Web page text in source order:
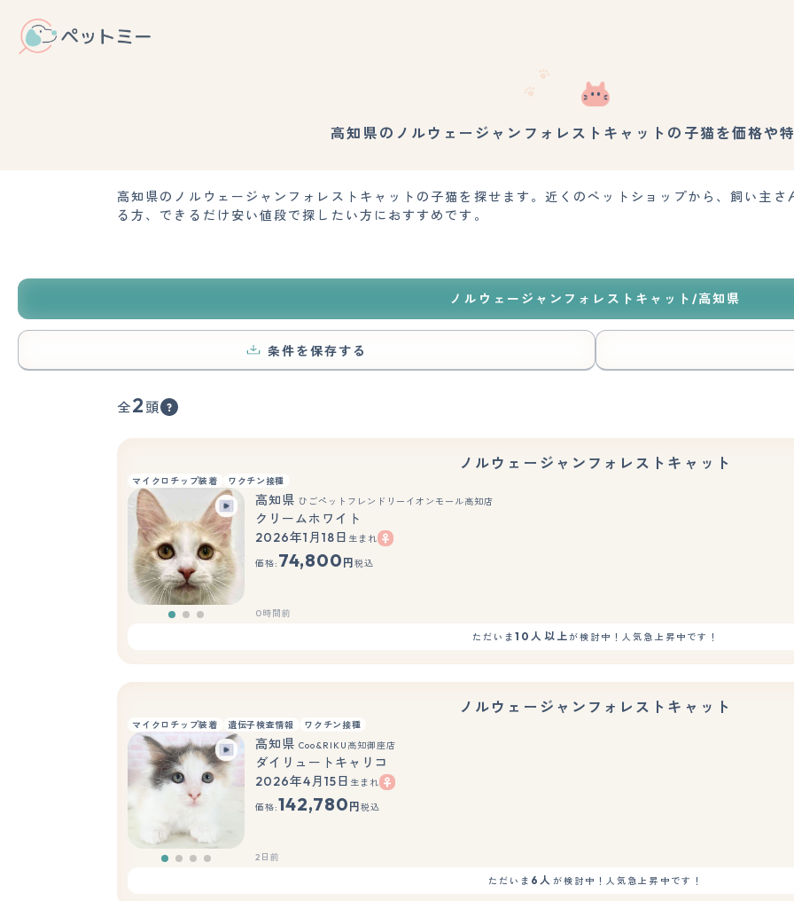
高知県のノルウェージャンフォレストキャットの子猫を価格や
高知県のノルウェージャンフォレストキャットの子猫を探せます。近くのペットショップから、飼い主
る方、できるだけ安い値段で探したい方におすすめです。
ノルウェージャンフォレストキャット/高知県
条件を保存する
全2 頭
ノルウェージャンフォレストキャット
マイクロチップ装着 ワクチン接種
もっと見る
高知県 ひごペットフレンドリーイオンモール高知店
クリームホワイト
2026年1月18日 生まれ
価格: 74,800 円 税込
0時間前
ただいま10人以上が検討中！人気急上昇中です！
ノルウェージャンフォレストキャット
マイクロチップ装着 遺伝子検査情報 ワクチン接種
高知県 Coo&RIKU高知御座店
ダイリュートキャリコ
2026年4月15日 生まれ
価格:142,780 円 税込
2日前
ただいま 6人 が検討中！人気急上昇中です！